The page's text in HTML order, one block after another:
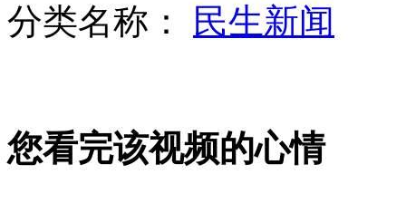
分类名称：
民生新闻
您看完该视频的心情